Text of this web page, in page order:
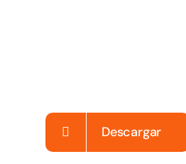
Descargar